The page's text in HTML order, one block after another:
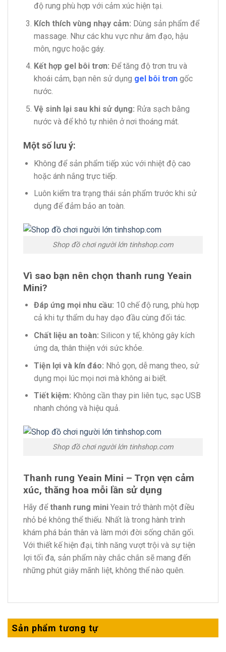
độ rung phù hợp với cảm xúc hiện tại.
Kích thích vùng nhạy cảm: Dùng sản phẩm để
massage. Như các khu vực như âm đạo, hậu
môn, ngực hoặc gáy.
Kết hợp gel bôi trơn: Để tăng độ trơn tru và
khoái cảm, bạn nên sử dụng gel bôi trơngốc
nước.
Vệ sinh lại sau khi sử dụng: Rửa sạch bằng
nước và để khô tự nhiên ở nơi thoáng mát.
Một số lưu ý:
Không để sản phẩm tiếp xúc với nhiệt độ cao
hoặc ánh nắng trực tiếp.
Luôn kiểm tra trạng thái sản phẩm trước khi sử
dụng để đảm bảo an toàn.
Shop đồ chơi người lớn tinhshop.com
Vì sao bạn nên chọn thanh rung Yeain
Mini?
Đáp ứng mọi nhu cầu: 10 chế độ rung, phù hợp
cả khi tự thẩm du hay dạo đầu cùng đối tác.
Chất liệu an toàn: Silicon y tế, không gây kích
ứng da, thân thiện với sức khỏe.
Tiện lợi và kín đáo: Nhỏ gọn, dễ mang theo, sử
dụng mọi lúc mọi nơi mà không ai biết.
Tiết kiệm: Không cần thay pin liên tục, sạc USB
nhanh chóng và hiệu quả.
Shop đồ chơi người lớn tinhshop.com
Thanh rung Yeain Mini – Trọn vẹn cảm
xúc, thăng hoa mỗi lần sử dụng
Hãy đểthanh rung mini Yeain trở thành một điều
nhỏ bé không thể thiếu. Nhất là trong hành trình
khám phá bản thân và làm mới đời sống chăn gối.
Với thiết kế hiện đại, tính năng vượt trội và sự tiện
lợi tối đa, sản phẩm này chắc chắn sẽ mang đến
những phút giây mãnh liệt, không thể nào quên.
Sản phẩm tương tự